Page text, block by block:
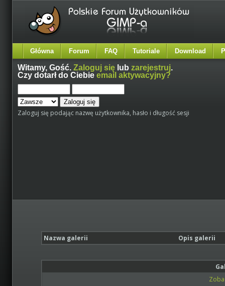
Główna Forum FAQ Tutoriale Download
Witamy, Gość. Zaloguj się lub zarejestruj.
Czy dotarł do Ciebie email aktywacyjny?
Zaloguj się podając nazwę użytkownika, hasło i długość sesji
Nazwa galerii Opis galerii